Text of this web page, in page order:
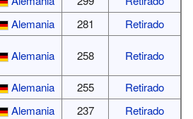
Alemania 281 Retirado
Alemania 258 Retirado
Alemania 255 Retirado
Alemania 237 Retirado